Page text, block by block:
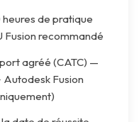
de pratique
Fusion recommandé
agréé (CATC) —
Fusion